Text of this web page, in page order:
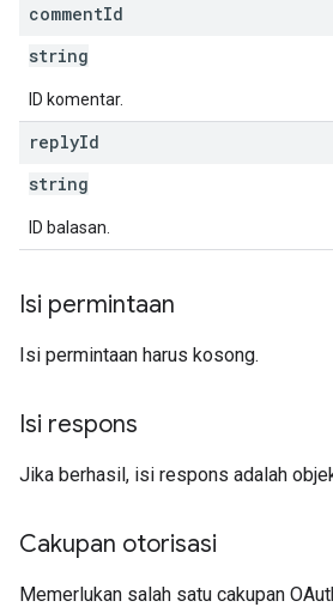
commentId
string
ID komentar.
replyId
string
ID balasan.
Isi permintaan
Isi permintaan harus kosong.
Isi respons
Jika berhasil, isi respons adalah
Cakupan otorisasi
Memerlukan salah satu cakupan